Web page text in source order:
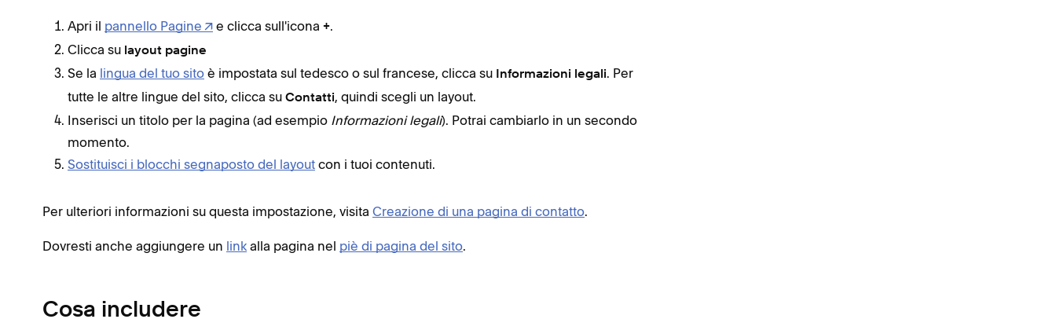
Apri il pannello Pagine e clicca sull'icona +.
Clicca su layout pagine
Se la lingua del tuo sito è impostata sul tedesco o sul francese, clicca su Informazioni legali. Per
tutte le altre lingue del sito, clicca su Contatti, quindi scegli un layout.
Inserisci un titolo per la pagina (ad esempio Informazioni legali). Potrai cambiarlo in un secondo
momento.
Sostituisci i blocchi segnaposto del layout con i tuoi contenuti.
Per ulteriori informazioni su questa impostazione, visita Creazione di una pagina di contatto.
Dovresti anche aggiungere un link alla pagina nel piè di pagina del sito.
Cosa includere